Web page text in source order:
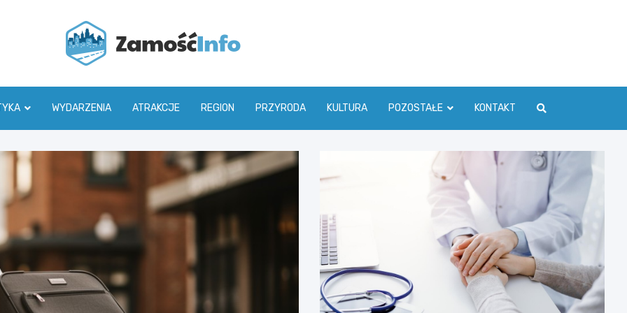
WYDARZENIA ATRAKCJE REGION PRZYRODA KULTURA POZOSTAŁE KONTAKT